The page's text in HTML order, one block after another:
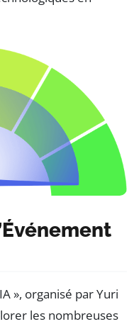
», organisé par Yuri
les nombreuses